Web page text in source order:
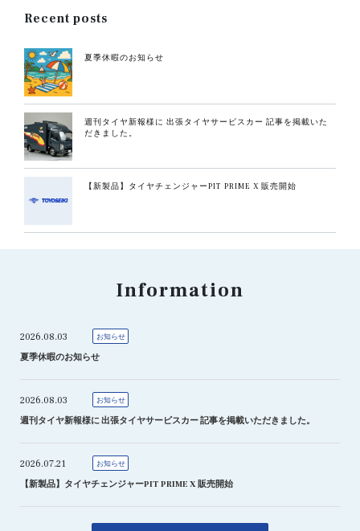
Recent posts
夏季休暇のお知らせ
週刊タイヤ新報様に 出張タイヤサービスカー 記事を掲載いた
だきました。
【新製品】タイヤチェンジャーPIT PRIME X 販売開始
Information
2026.08.03 お知らせ
夏季休暇のお知らせ
2026.08.03 お知らせ
週刊タイヤ新報様に 出張タイヤサービスカー 記事を掲載いただきました。
2026.07.21 お知らせ
【新製品】タイヤチェンジャーPIT PRIME X 販売開始